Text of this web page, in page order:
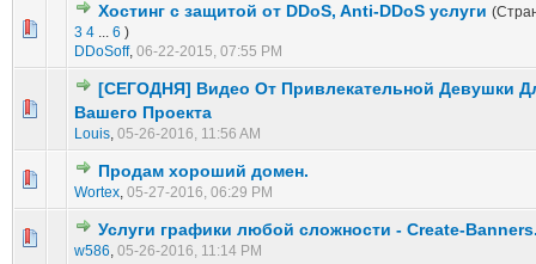
Хостинг с защитой от DDoS, Anti-DDoS услуги
3 4 ... 6 )
DDoSoff, 06-22-2015, 07:55 PM
0 голос(ов) - 0 из 5 в среднем
[СЕГОДНЯ] Видео От Привлекательной Девушки
Вашего Проекта
Louis, 05-26-2016, 11:56 AM
1 голос(ов) - 1 из 5 в среднем
12
Продам хороший домен.
Wortex, 05-27-2016, 06:29 PM
0 голос(ов) - 0 из 5 в среднем
12345
Услуги графики любой сложности - Create-
w586, 05-26-2016, 11:14 PM
0 голос(ов) - 0 из 5 в среднем
1234 5